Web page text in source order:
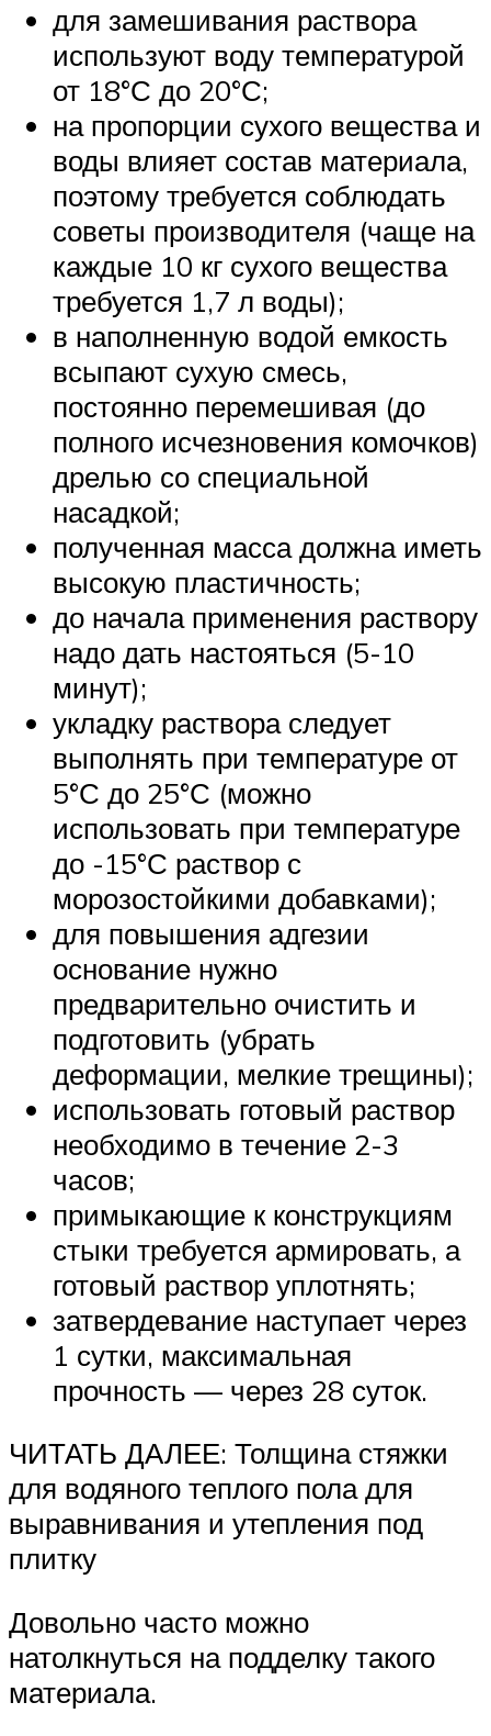
для замешивания раствора
используют воду температурой
от 18°С до 20°С;
на пропорции сухого вещества и
воды влияет состав материала,
поэтому требуется соблюдать
советы производителя (чаще на
каждые 10 кг сухого вещества
требуется 1,7 л воды);
в наполненную водой емкость
всыпают сухую смесь,
постоянно перемешивая (до
полного исчезновения комочков)
дрелью со специальной
насадкой;
полученная масса должна иметь
высокую пластичность;
до начала применения раствору
надо дать настояться (5-10
минут);
укладку раствора следует
выполнять при температуре от
5°С до 25°С (можно
использовать при температуре
до -15°С раствор с
морозостойкими добавками);
для повышения адгезии
основание нужно
предварительно очистить и
подготовить (убрать
деформации, мелкие трещины);
использовать готовый раствор
необходимо в течение 2-3
часов;
примыкающие к конструкциям
стыки требуется армировать, а
готовый раствор уплотнять;
затвердевание наступает через
1 сутки, максимальная
прочность — через 28 суток.
ЧИТАТЬ ДАЛЕЕ: Толщина стяжки
для водяного теплого пола для
выравнивания и утепления под
плитку
Довольно часто можно
натолкнуться на подделку такого
материала.